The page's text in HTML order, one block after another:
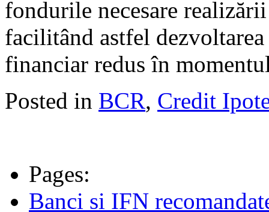
fondurile necesare
facilitând astfel
financiar redus în
Posted in BCR, Credit
Pages:
Banci si IFN